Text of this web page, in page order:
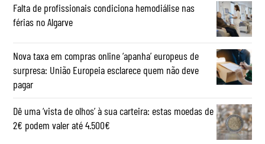
Falta de profissionais condiciona hemodiálise nas
férias no Algarve
Nova taxa em compras online ‘apanha’ europeus de
surpresa: União Europeia esclarece quem não deve
pagar
Dê uma ‘vista de olhos’ à sua carteira: estas moedas de
2€ podem valer até 4.500€